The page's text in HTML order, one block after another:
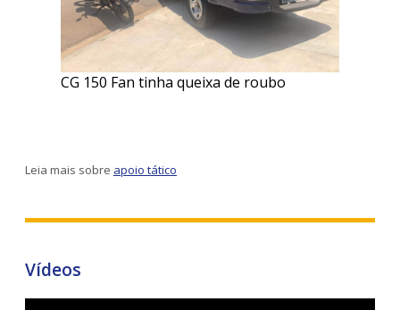
CG 150 Fan tinha queixa de roubo
Leia mais sobre apoio tático
Vídeos